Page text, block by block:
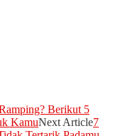
Berikut 5
KamuNext Article7